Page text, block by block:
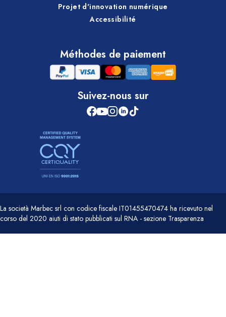
Projet d'innovation numérique
Accessibilité
Méthodes de paiement
Suivez-nous sur
La società Marbec srl con codice fiscale IT01455470474 ha ricevuto nel
corso del 2020 aiuti di stato pubblicati sul RNA - sezione Trasparenza